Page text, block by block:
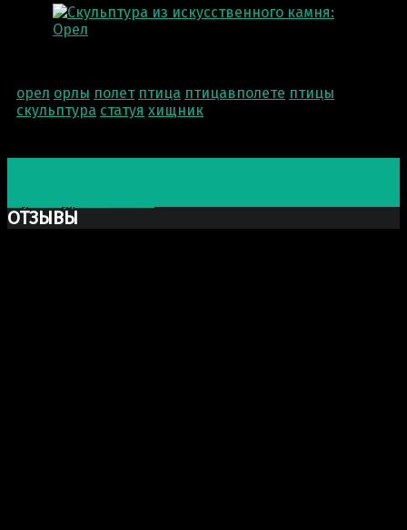
орел орлы полет птица птицавполете птицы
скульптура статуя хищник
ОТЗЫВЫ